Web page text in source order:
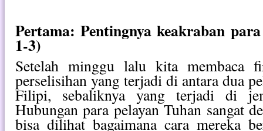
Pertama: Pentingnya keakraban
1-3)
Setelah minggu lalu kita membaca
perselisihan yang terjadi di antara dua
Filipi, sebaliknya yang terjadi di
Hubungan para pelayan Tuhan sangat
bisa dilihat bagaimana cara mereka